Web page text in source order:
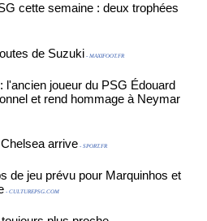
cette semaine : deux trophées
de Suzuki - MAXIFOOT.FR
l'ancien joueur du PSG Édouard
et rend hommage à Neymar
arrive - SPORT.FR
de jeu prévu pour Marquinhos et
- CULTUREPSG.COM